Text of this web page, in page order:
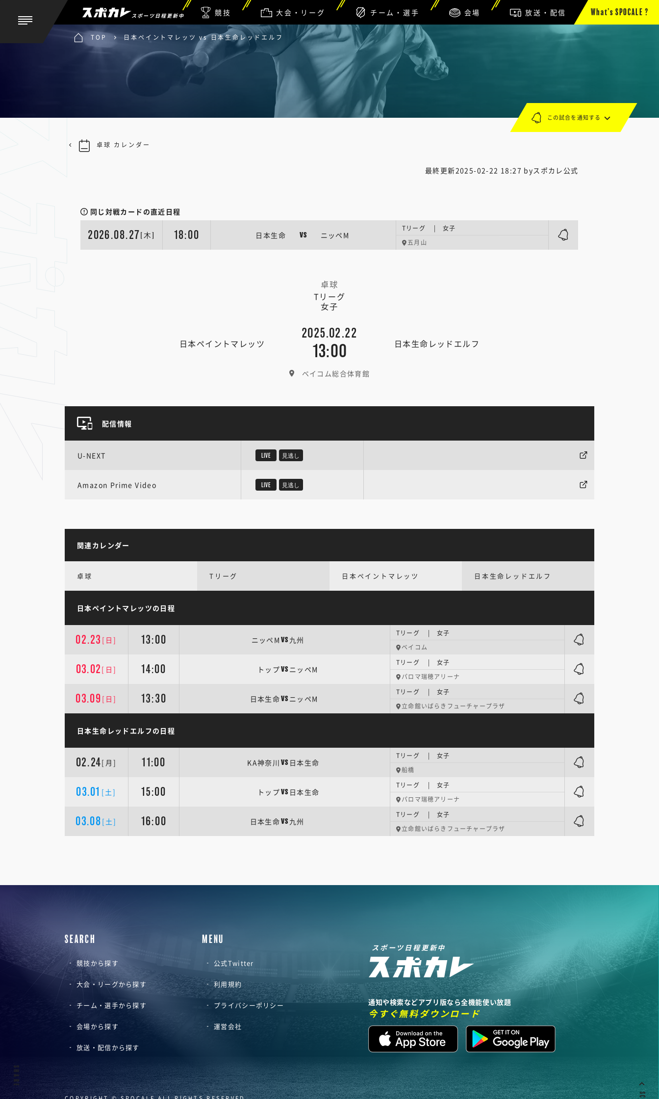
スポーツ日程更新中 競技 大会・リーグ チーム・選手 会場 放送・配信 What’s SPOCALE ?
TOP 日本ペイントマレッツ vs 日本生命レッドエルフ
最終更新2025-02-22 18:27 byスポカレ公式
同じ対戦カードの直近日程
2026.08.27[木] 18:00 日本生命 VS ニッペM
Tリーグ | 女子
五月山
卓球
Tリーグ
女子
日本ペイントマレッツ
2025.02.22
13:00 日本生命レッドエルフ
ベイコム総合体育館
この試合を通知する
卓球 カレンダー
配信情報
U-NEXT LIVE 見逃し
Amazon Prime Video LIVE 見逃し
関連カレンダー
卓球 Tリーグ 日本ペイントマレッツ 日本生命レッドエルフ
日本ペイントマレッツの日程
02.23 [日] 13:00 ニッペM VS 九州
Tリーグ | 女子
ベイコム
03.02 [日] 14:00 トップVS ニッペM
Tリーグ | 女子
パロマ瑞穂アリーナ
03.09 [日] 13:30 日本生命VS ニッペM
Tリーグ | 女子
立命館いばらきフューチャープラザ
日本生命レッドエルフの日程
02.24[月] 11:00 KA神奈川 VS 日本生命
Tリーグ | 女子
船橋
03.01 [土] 15:00 トップVS 日本生命
Tリーグ | 女子
パロマ瑞穂アリーナ
03.08 [土] 16:00 日本生命VS 九州
Tリーグ | 女子
立命館いばらきフューチャープラザ
SEARCH
競技から探す
大会・リーグから探す
チーム・選手から探す
会場から探す
放送・配信から探す
MENU
公式Twitter
利用規約
プライバシーポリシー
運営会社
スポーツ日程更新中
通知や検索などアプリ版なら全機能使い放題
今すぐ無料ダウンロード
SHARE